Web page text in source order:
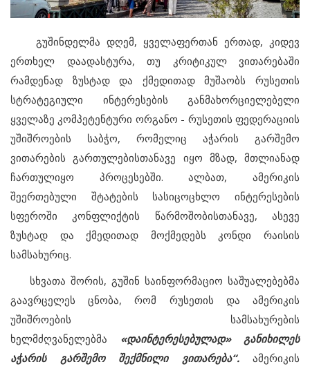
გუშინდელმა დღემ, ყველაფერთან ერთად, კიდევ
ერთხელ დაადასტურა, თუ კრიტიკულ ვითარებაში
რამდენად ზუსტად და ქმედითად მუშაობს რუსეთის
სტრატეგიული ინტერესების განმახორციელებელი
ყველაზე კომპეტენტური ორგანო - რუსეთის ფედერაციის
უშიშროების საბჭო, რომელიც აჭარის გარშემო
ვითარების გართულებისთანავე იყო მზად, მთლიანად
ჩართულიყო პროცესებში. ალბათ, ამერიკის
შეერთებული შტატების სასიცოცხლო ინტერესების
სფეროში კონფლიქტის წარმოშობისთანავე, ასევე
ზუსტად და ქმედითად მოქმედებს კონდი რაისის
სამსახურიც.
სხვათა შორის, გუშინ საინფორმაციო საშუალებებმა
გაავრცელეს ცნობა, რომ რუსეთის და ამერიკის
უშიშროების სამსახურების
ხელმძღვანელებმა «დაინტერესებულად» განიხილეს
აჭარის გარშემო შექმნილი ვითარება“.ამერიკის